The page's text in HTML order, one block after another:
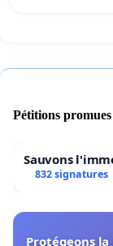
Pétitions
Sauvons
832 signatures
Protégeons